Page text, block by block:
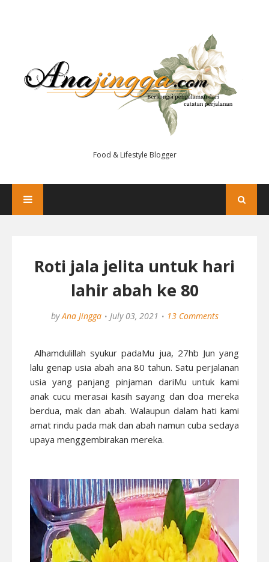
Food & Lifestyle Blogger
Roti jala jelita untuk hari
lahir abah ke 80
by Ana Jingga July 03, 2021 13 Comments
Alhamdulillah syukur padaMu jua, 27hb Jun yang
lalu genap usia abah ana 80 tahun. Satu perjalanan
usia yang panjang pinjaman dariMu untuk kami
anak cucu merasai kasih sayang dan doa mereka
berdua, mak dan abah. Walaupun dalam hati kami
amat rindu pada mak dan abah namun cuba sedaya
upaya menggembirakan mereka.